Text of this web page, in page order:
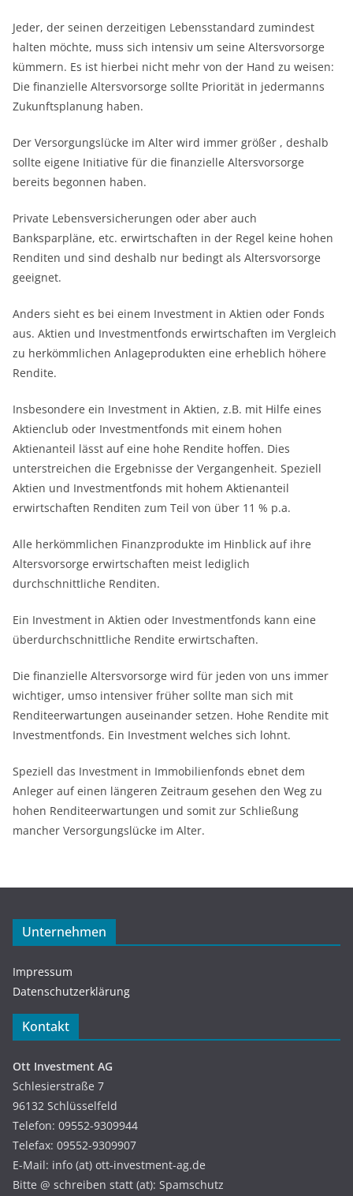
Jeder, der seinen derzeitigen Lebensstandard zumindest
halten möchte, muss sich intensiv um seine Altersvorsorge
kümmern. Es ist hierbei nicht mehr von der Hand zu weisen:
Die finanzielle Altersvorsorge sollte Priorität in jedermanns
Zukunftsplanung haben.
Der Versorgungslücke im Alter wird immer größer , deshalb
sollte eigene Initiative für die finanzielle Altersvorsorge
bereits begonnen haben.
Private Lebensversicherungen oder aber auch
Banksparpläne, etc. erwirtschaften in der Regel keine hohen
Renditen und sind deshalb nur bedingt als Altersvorsorge
geeignet.
Anders sieht es bei einem Investment in Aktien oder Fonds
aus. Aktien und Investmentfonds erwirtschaften im Vergleich
zu herkömmlichen Anlageprodukten eine erheblich höhere
Rendite.
Insbesondere ein Investment in Aktien, z.B. mit Hilfe eines
Aktienclub oder Investmentfonds mit einem hohen
Aktienanteil lässt auf eine hohe Rendite hoffen. Dies
unterstreichen die Ergebnisse der Vergangenheit. Speziell
Aktien und Investmentfonds mit hohem Aktienanteil
erwirtschaften Renditen zum Teil von über 11 % p.a.
Alle herkömmlichen Finanzprodukte im Hinblick auf ihre
Altersvorsorge erwirtschaften meist lediglich
durchschnittliche Renditen.
Ein Investment in Aktien oder Investmentfonds kann eine
überdurchschnittliche Rendite erwirtschaften.
Die finanzielle Altersvorsorge wird für jeden von uns immer
wichtiger, umso intensiver früher sollte man sich mit
Renditeerwartungen auseinander setzen. Hohe Rendite mit
Investmentfonds. Ein Investment welches sich lohnt.
Speziell das Investment in Immobilienfonds ebnet dem
Anleger auf einen längeren Zeitraum gesehen den Weg zu
hohen Renditeerwartungen und somit zur Schließung
mancher Versorgungslücke im Alter.
Unternehmen
Impressum
Datenschutzerklärung
Kontakt
Ott Investment AG
Schlesierstraße 7
96132 Schlüsselfeld
Telefon: 09552-9309944
Telefax: 09552-9309907
E-Mail: info (at) ott-investment-ag.de
Bitte @ schreiben statt (at): Spamschutz